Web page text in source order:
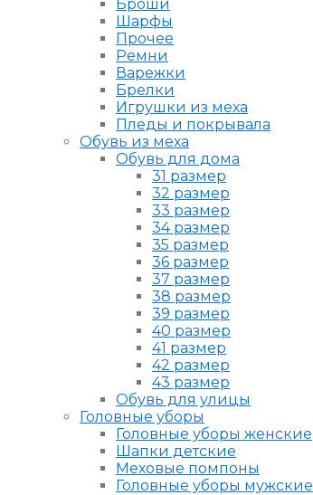
Броши
Шарфы
Прочее
Ремни
Варежки
Брелки
Игрушки из меха
Пледы и покрывала
Обувь из меха
Обувь для дома
31 размер
32 размер
33 размер
34 размер
35 размер
36 размер
37 размер
38 размер
39 размер
40 размер
41 размер
42 размер
43 размер
Обувь для улицы
Головные уборы
Головные уборы женские
Шапки детские
Меховые помпоны
Головные уборы мужские